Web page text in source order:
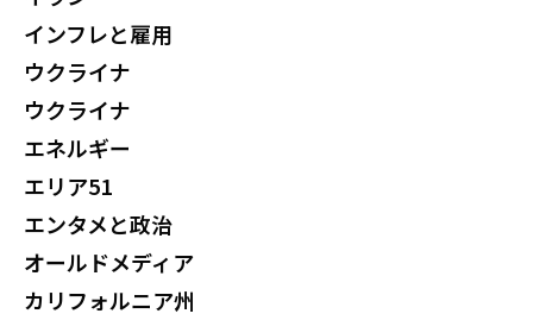
インフレと雇用
ウクライナ
ウクライナ
エネルギー
エリア51
エンタメと政治
オールドメディア
カリフォルニア州